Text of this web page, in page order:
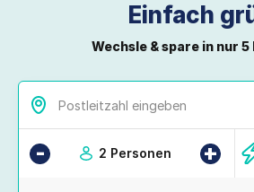
Einfach
Wechsle & spare in nur
- 2 Personen +